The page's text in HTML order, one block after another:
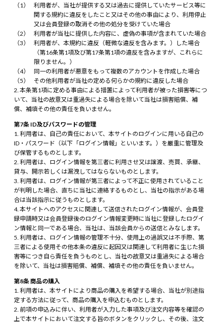
利用者が、当社が提供する又は過去に提供していたサービス等に
関する規約に違反をしたこと又はその他の事由により、利用停止
又は会員登録の取消その他の処分を受けていた場合
利用者が当社に提供した内容に、虚偽の事項が含まれていた場合
利用者が、本規約に違反（軽微な違反を含みます。）した場合
（第16条第1項及び第17条第1項の違反を含みますが、これらに
限りません。）
同一の利用者が悪意をもって複数のアカウントを作成した場合
その他利用者が当社の定める何らかの規約に違反した場合
本条第1項に定める事由による措置によって利用者が被った損害等につ
いて、当社の故意又は重過失による場合を除いて当社は損害賠償、補
償、補填その他の責任を負いません。
第7条 ID及びパスワードの管理
利用者は、自己の責任において、本サイトのログインに用いる自己の
ID・パスワード（以下「ログイン情報」といいます。）を厳重に管理及
び保管するものとします。
利用者は、ログイン情報を第三者に利用させ又は譲渡、売買、承継、
貸与、開示若しくは漏洩してはならないものとします。
利用者は、ログイン情報が第三者によって不正に使用されていること
が判明した場合、直ちに当社に連絡するものとし、当社の指示がある場
合は当該指示に従うものとします。
本サイトへのアクセスに関連して送信されたログイン情報が、会員登
録申請時又は会員登録後のログイン情報変更時に当社に登録したログイ
ン情報と同一である場合、当社は、当該会員からの送信とみなします。
利用者は、ログイン情報の管理不十分、使用上の過誤又は不手際、第
三者による使用その他本条の違反に起因又は関連して利用者に生じた損
害等につき自ら責任を負うものとし、当社の故意又は重過失による場合
を除いて、当社は損害賠償、補償、補填その他の責任を負いません。
第8条 商品の購入
利用者は、本サイトにより商品の購入を希望する場合、当社が別途指
定する方法に従って、商品の購入を申込むものとします。
前項の申込みに伴い、利用者が入力した事項及び注文内容等を確認の
上で本サイトにおいて注文する旨のボタンをクリックし、その後、注文